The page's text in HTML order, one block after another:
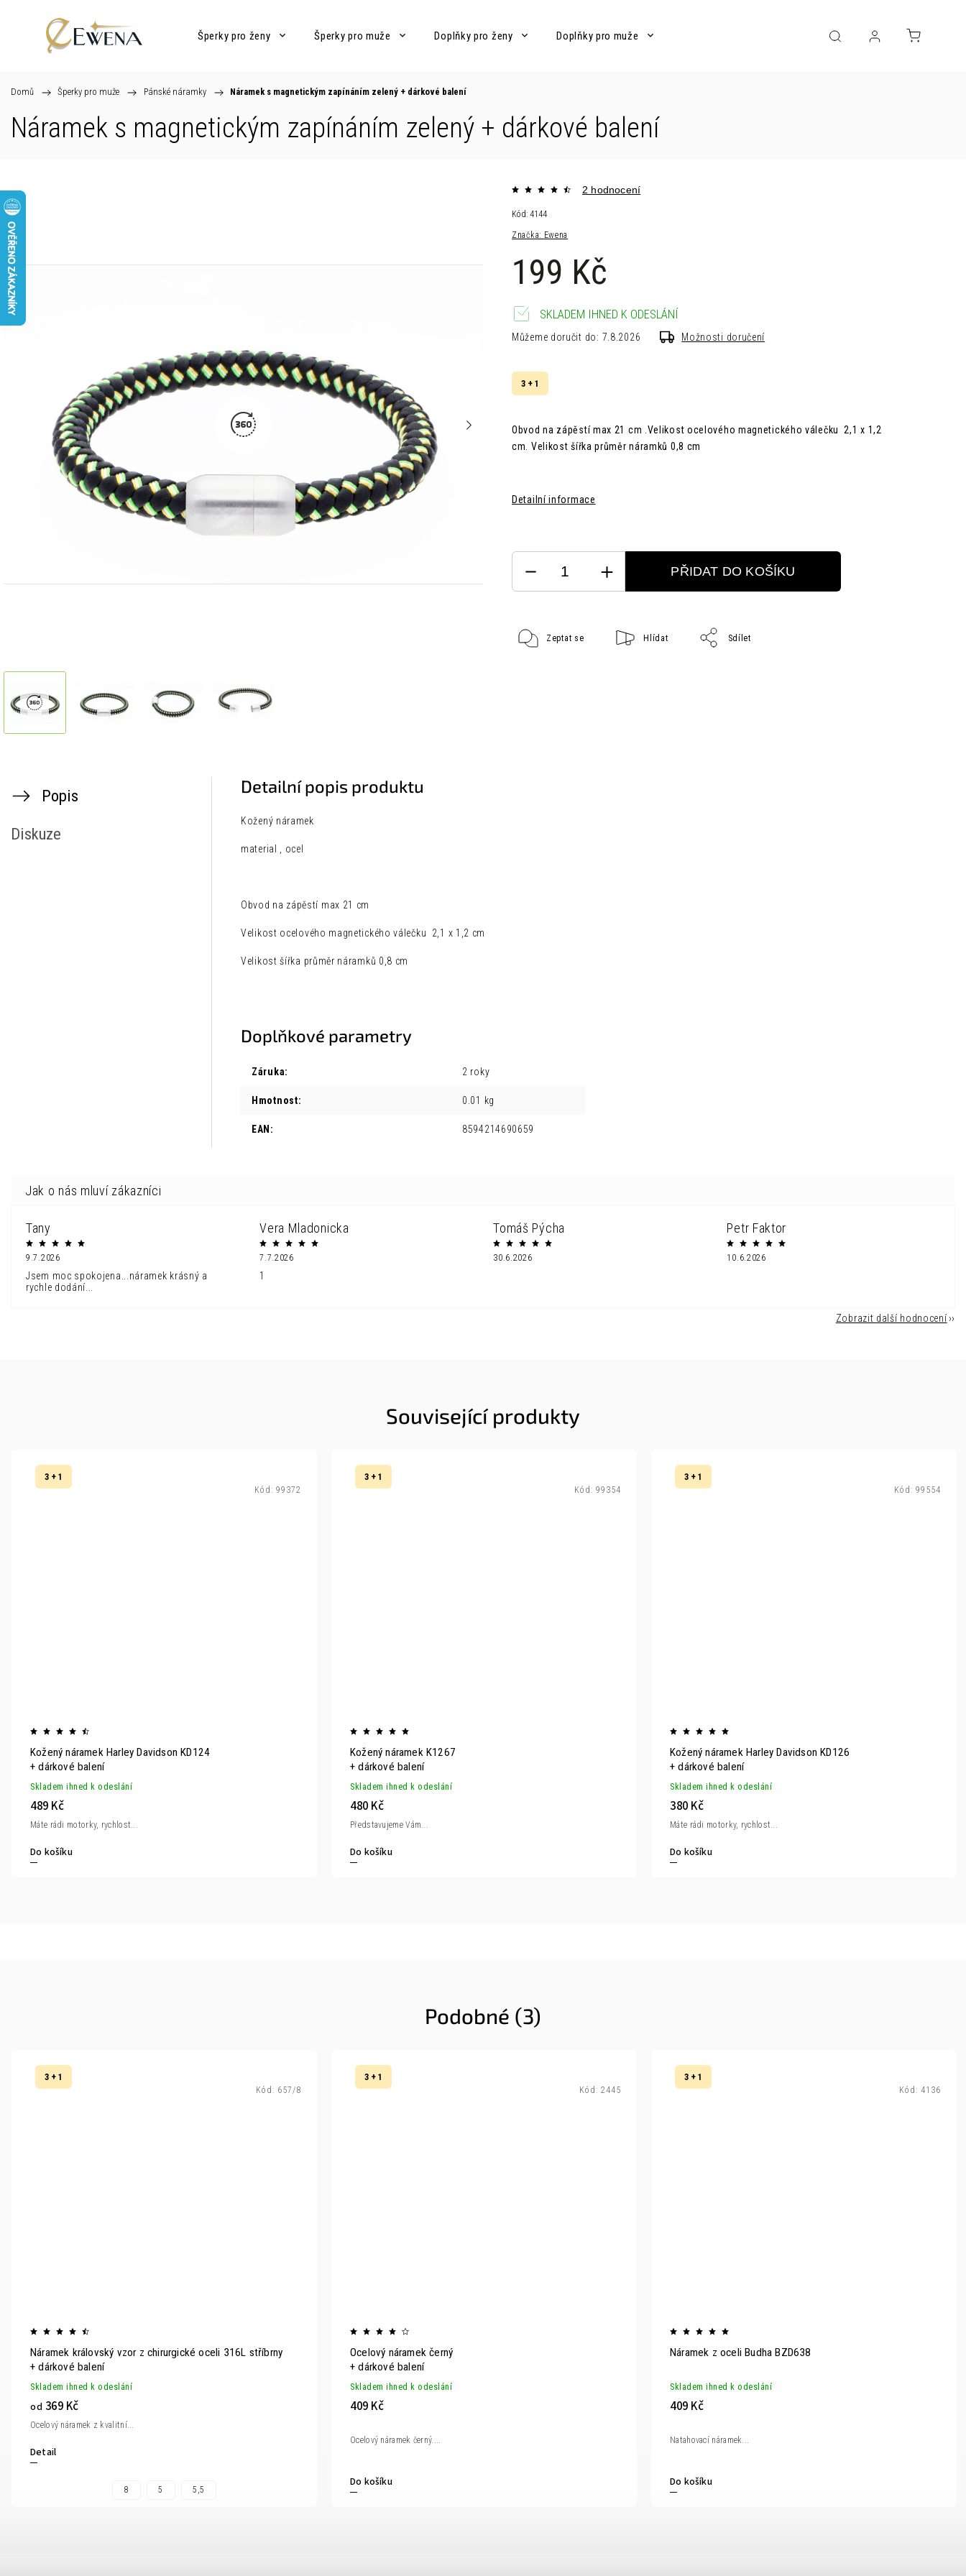
Šperky pro ženy Šperky pro muže Doplňky pro ženy Doplňky pro muže Výprodej Bižuterie
Domů / Šperky pro muže / Pánské náramky / Náramek s magnetickým zapínáním zelený + dárkové balení
Náramek s magnetickým zapínáním zelený + dárkové balení
Značka: Ewena
2 hodnocení
199 Kč
Kód: 4144
3 + 1
Obvod na zápěstí max 21 cm .Velikost ocelového magnetického válečku 2,1 x 1,2
cm. Velikost šířka průměr náramků 0,8 cm
Detailní informace
SKLADEM IHNED K ODESLÁNÍ
Můžeme doručit do: 7.8.2026 Možnosti doručení
PŘIDAT DO KOŠÍKU
Zeptat se Hlídat Sdílet
Popis
Diskuze
Detailní popis produktu
Kožený náramek
material , ocel
Obvod na zápěstí max 21 cm
Velikost ocelového magnetického válečku 2,1 x 1,2 cm
Velikost šířka průměr náramků 0,8 cm
Doplňkové parametry
Záruka: 2 roky
Hmotnost: 0.01 kg
EAN: 8594214690659
Tany
9.7.2026
Jsem moc spokojena...náramek krásný a
rychle dodání...
Vera Mladonicka
7.7.2026
1
Tomáš Pýcha
30.6.2026
Petr Faktor
10.6.2026
Zobrazit další hodnocení
Související produkty
3 + 1
Kožený náramek Harley Davidson KD124
+ dárkové balení
Skladem ihned k odeslání
489 Kč
Do košíku
Máte rádi motorky, rychlost...
Kód: 99372
3 + 1
Kožený náramek K1267
+ dárkové balení
Skladem ihned k odeslání
480 Kč
Do košíku
Představujeme Vám...
Kód: 99354
3 + 1
Kožený náramek Harley Davidson KD126
+ dárkové balení
Skladem ihned k odeslání
380 Kč
Do košíku
Máte rádi motorky, rychlost...
Kód: 99554
Podobné (3)
3 + 1
Náramek královský vzor z chirurgické oceli 316L stříbrny
+ dárkové balení
Skladem ihned k odeslání
od 369 Kč
Detail
Ocelový náramek z kvalitní...
8 5 5,5
Kód: 657/8
3 + 1
Ocelový náramek černý
+ dárkové balení
Skladem ihned k odeslání
409 Kč
Do košíku
Ocelový náramek černý....
Kód: 2445
3 + 1
Náramek z oceli Budha BZD638
Skladem ihned k odeslání
409 Kč
Do košíku
Natahovací náramek...
Kód: 4136